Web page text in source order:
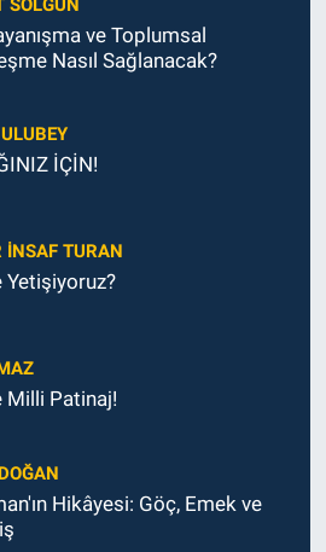
ve Toplumsal
Nasıl Sağlanacak?
İÇİN!
İNSAF TURAN
Yetişiyoruz?
Milli Patinaj!
Hikâyesi: Göç, Emek ve